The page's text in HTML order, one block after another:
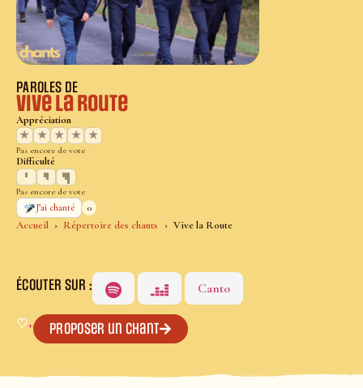
Accueil Répertoire des chants Vive la Route
PAROLES DE
Vive la Route
Appréciation
★
★ ★ ★ ★
Pas encore de vote
Difficulté
Pas encore de vote
J’ai chanté
0
ÉCOUTER SUR : Canto
♡+ Proposer un chant